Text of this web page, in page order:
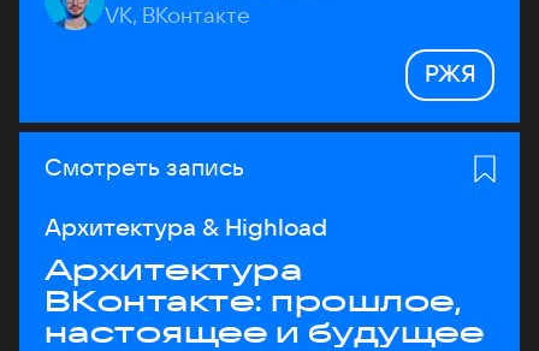
VK, ВКонтакте
РЖЯ
Смотреть запись
Архитектура & Highload
Архитектура
ВКонтакте: прошлое,
настоящее и будущее